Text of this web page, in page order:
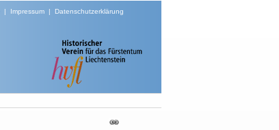
| Impressum| Datenschutzerklärung